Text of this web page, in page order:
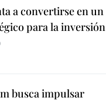
a convertirse en un
para la inversión
busca impulsar